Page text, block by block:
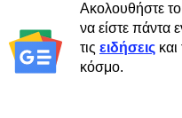
Ακολουθήστε το
να είστε πάντα
τις ειδήσεις
κόσμο.